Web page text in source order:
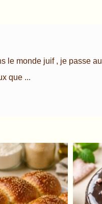
le monde juif , je passe
que ...